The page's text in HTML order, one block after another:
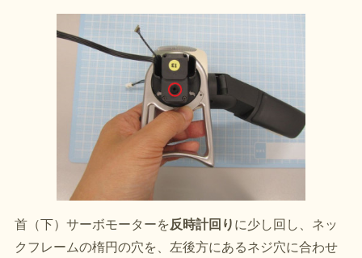
首（下）サーボモーターを反時計回りに少し回し、ネッ
クフレームの楕円の穴を、左後方にあるネジ穴に合わせ